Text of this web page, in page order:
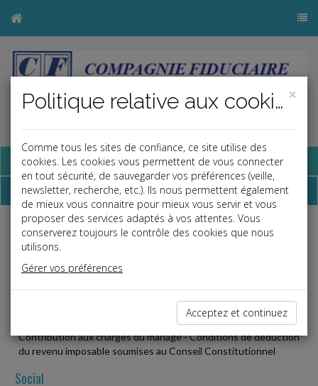
Base documentaire
Dépêches
Liste des dernières dépêches
SOMMES DÉDUCTIBLES DU REVENU GLOBAL
Contribution aux charges du mariage - Conditions de déduction
du revenu imposable soumises au Conseil Constitutionnel
Social
×
Politique relative aux cookies
Comme tous les sites de confiance, ce site utilise des
cookies. Les cookies vous permettent de vous connecter
en tout sécurité, de sauvegarder vos préférences (veille,
newsletter, recherche, etc.). Ils nous permettent également
de mieux vous connaitre pour mieux vous servir et vous
proposer des services adaptés à vos attentes. Vous
conserverez toujours le contrôle des cookies que nous
utilisons.
Gérer vos préférences
Acceptez et continuez